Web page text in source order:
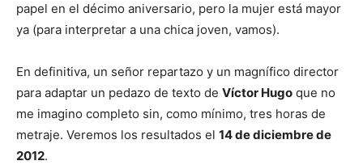
papel en el décimo aniversario, pero la mujer está mayor
ya (para interpretar a una chica joven, vamos).
En definitiva, un señor repartazo y un magnífico director
para adaptar un pedazo de texto de Víctor Hugo que no
me imagino completo sin, como mínimo, tres horas de
metraje. Veremos los resultados el 14 de diciembre de
2012.